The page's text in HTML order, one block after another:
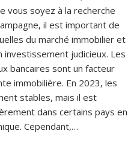
vous soyez à la recherche
il est important de
du marché immobilier et
investissement judicieux. Les
bancaires sont un facteur
immobilière. En 2023, les
stables, mais il est
dans certains pays en
Cependant,…